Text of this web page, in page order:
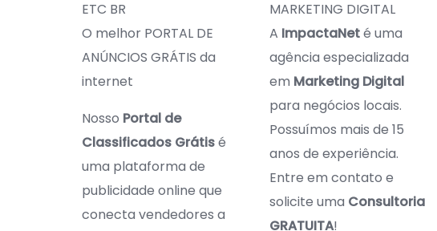
O melhor PORTAL DE
ANÚNCIOS GRÁTIS da
internet
Nosso Portal de
Classificados Grátisé
uma plataforma de
publicidade online que
conecta vendedores a
A ImpactaNeté uma
agência especializada
em Marketing Digital
para negócios locais.
Possuímos mais de 15
anos de experiência.
Entre em contato e
solicite uma Consultoria
GRATUITA!